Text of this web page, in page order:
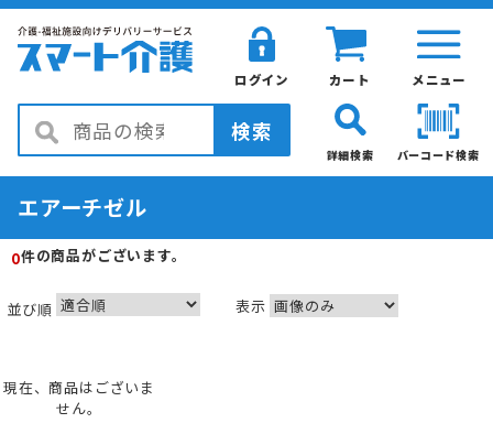
メニュー
カート
ログイン
検索
バーコード検索
詳細検索
エアーチゼル
0件の商品がございます。
並び順 表示
現在、商品はございま
せん。